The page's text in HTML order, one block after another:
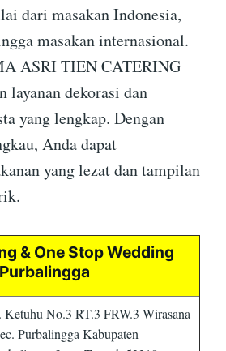
dari masakan Indonesia,
masakan internasional.
ASRI TIEN CATERING
layanan dekorasi dan
yang lengkap. Dengan
Anda dapat
yang lezat dan tampilan
& One Stop Wedding
Purbalingga
Ketuhu No.3 RT.3 FRW.3 Wirasana
Purbalingga Kabupaten